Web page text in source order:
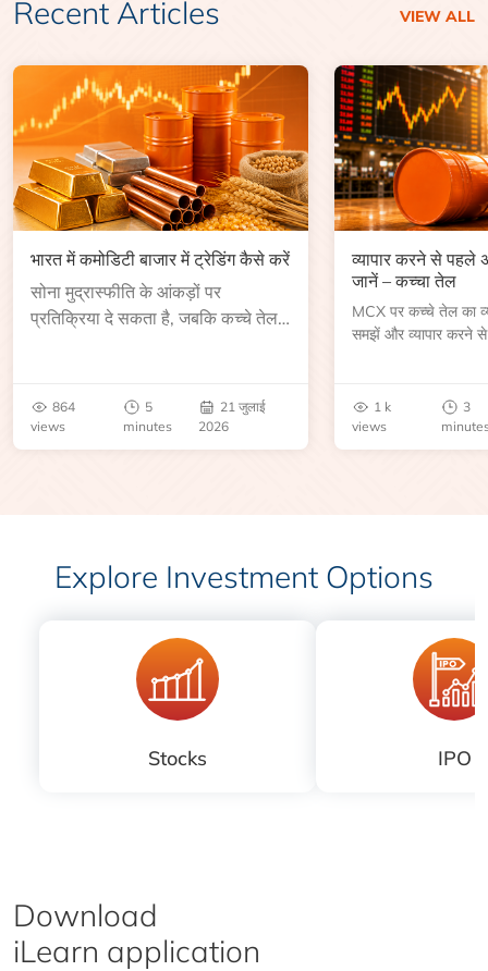
Recent Articles VIEW ALL
भारत में कमोडिटी बाजार में ट्रेडिंग कैसे करें
सोना मुद्रास्फीति के आंकड़ों पर
प्रतिक्रिया दे सकता है, जबकि कच्चे तेल
864
views
5
minutes
21 जुलाई
2026
व्यापार करने से पहले
जानें – कच्चा तेल
MCX पर कच्चे तेल का
समझें और व्यापार करने
जानें।1 k
views
3
Explore Investment Options
Stocks IPO
Download
iLearn application